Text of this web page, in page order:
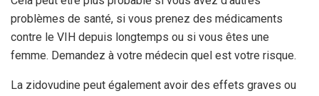
problèmes de santé, si vous prenez des médicaments
contre le VIH depuis longtemps ou si vous êtes une
femme. Demandez à votre médecin quel est votre risque.
La zidovudine peut également avoir des effets graves ou